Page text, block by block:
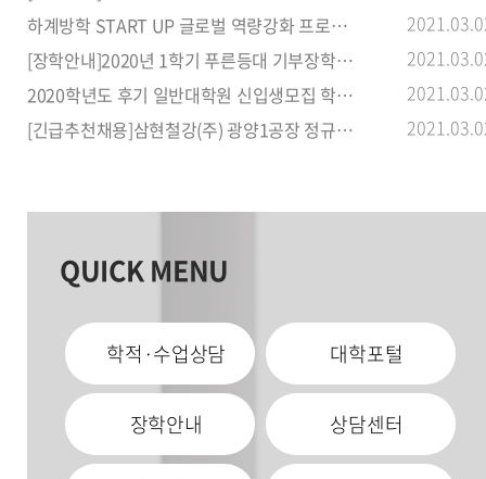
하계방학 START UP 글로벌 역량강화 프로그램 참가자 명단 및 안내사
[장학안내]2020년 1학기 푸른등대 기부장학사업 신규장학생 선발 안내
2020학년도 후기 일반대학원 신입생모집 학과별 입학설명회
[긴급추천채용]삼현철강(주) 광양1공장 정규직(여자) 신입사원 추천 안내
QUICK MENU
학적·수업상담 대학포털
장학안내 상담센터